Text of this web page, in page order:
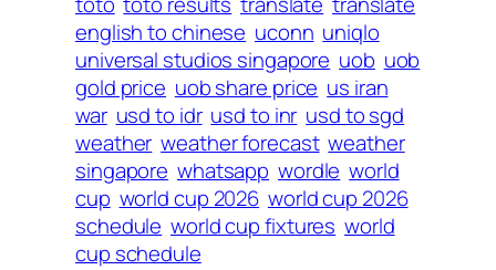
english to chinese uconn uniqlo
universal studios singapore uob uob
gold price uob share price us iran
war usd to idr usd to inr usd to sgd
weather weather forecast weather
singapore whatsapp wordle world
cup world cup 2026 world cup 2026
schedule world cup fixtures world
cup schedule